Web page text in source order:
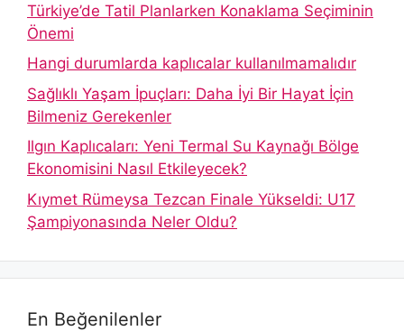
Türkiye’de Tatil Planlarken Konaklama Seçiminin
Önemi
Hangi durumlarda kaplıcalar kullanılmamalıdır
Sağlıklı Yaşam İpuçları: Daha İyi Bir Hayat İçin
Bilmeniz Gerekenler
Ilgın Kaplıcaları: Yeni Termal Su Kaynağı Bölge
Ekonomisini Nasıl Etkileyecek?
Kıymet Rümeysa Tezcan Finale Yükseldi: U17
Şampiyonasında Neler Oldu?
En Beğenilenler